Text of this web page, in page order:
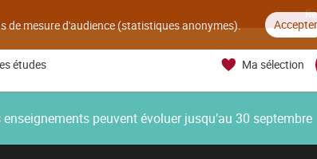
de mesure d'audience (statistiques anonymes). Accepter
études Ma sélection
peuvent évoluer jusqu’au 30 septembre